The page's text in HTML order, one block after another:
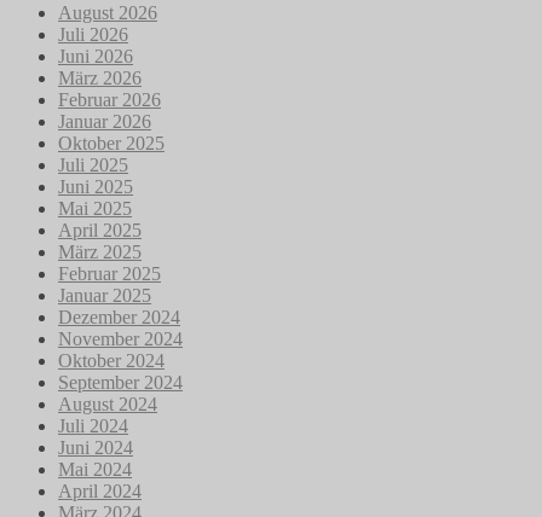
August 2026
Juli 2026
Juni 2026
März 2026
Februar 2026
Januar 2026
Oktober 2025
Juli 2025
Juni 2025
Mai 2025
April 2025
März 2025
Februar 2025
Januar 2025
Dezember 2024
November 2024
Oktober 2024
September 2024
August 2024
Juli 2024
Juni 2024
Mai 2024
April 2024
März 2024